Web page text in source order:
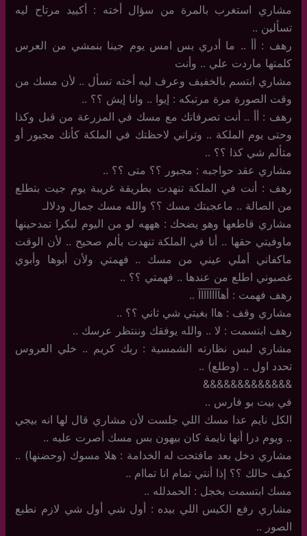
مشاري استغرب بالمرة من سؤال أخته : أكييد مرتاح ليه
تسألين ..
رهف : أأ .. ما أدري بس امس يوم جينا بنمشي من العرس
كلمتها ماردت علي .. وأنت
مشاري ابتسم بالخفيف وعرف ليه أخته تسأل .. لأن مسك من
وقت الصورة مرة مرتبكه : إيوا .. وانا إيش ؟؟ ..
رهف : أأ .. أنت تصرفاتك مع مسك في المزرعة من قبل وكذا
وحتى يوم الملكة .. وتراني لاحظتك في الملكة كأنك مجبور أو
متألم شي كذا ؟؟ ..
مشاري عقد حواجبه : مجبور ؟؟ متى ؟؟ ..
رهف : أنت في الملكة تنهدت بطريقة غريبة يوم جيت بتطلع
من الصالة .. ماعجبتك مسك ؟؟ والله مسك جمال ودلالـ
مشاري قاطعها وهو يضحك : هههه لو من اليوم لبكرا تمدحينها
ماوفيتي حقها .. أنا في الملكة تنهدت بألم صحيح .. لأن الوقت
ماكفاني أملي عيني من مسك .. فهمتي ولأن أبوها وأبوي
غصبوني اطلع من عندها .. فهمتي ؟؟ ..
رهف فهمت : أهآآآآآآآآ ..
مشاري وقف : هاا بغيتي شي ثاني ؟؟ ..
رهف ابتسمت : لا .. والله يوفقك وننتظر عرسك ..
مشاري لبس نظارته الشمسية : ربك كريم .. خلي العروس
تحدد اول .. (وطلع) ..
&&&&&&&&&&&&&
في بيت بو فارس ..
الكل نايم عدا مسك اللي جلست لأن مشاري قال لها انه بيجي
.. ويوم درا أنها نايمة كان بيهون بس مسك أصرت عليه ..
مشاري دخل بعد مافتحت له الخدامة : هلا مسوك (وحضنها) ..
كيف حالك ؟؟ إذا أنتي تمام انا تماام ..
مسك ابتسمت بخجل : الحمدلله ..
مشاري رفع الكيس اللي بيده : أول شي أول شي لازم نطبع
الصور ..